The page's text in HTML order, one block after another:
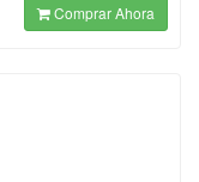
Comprar Ahora